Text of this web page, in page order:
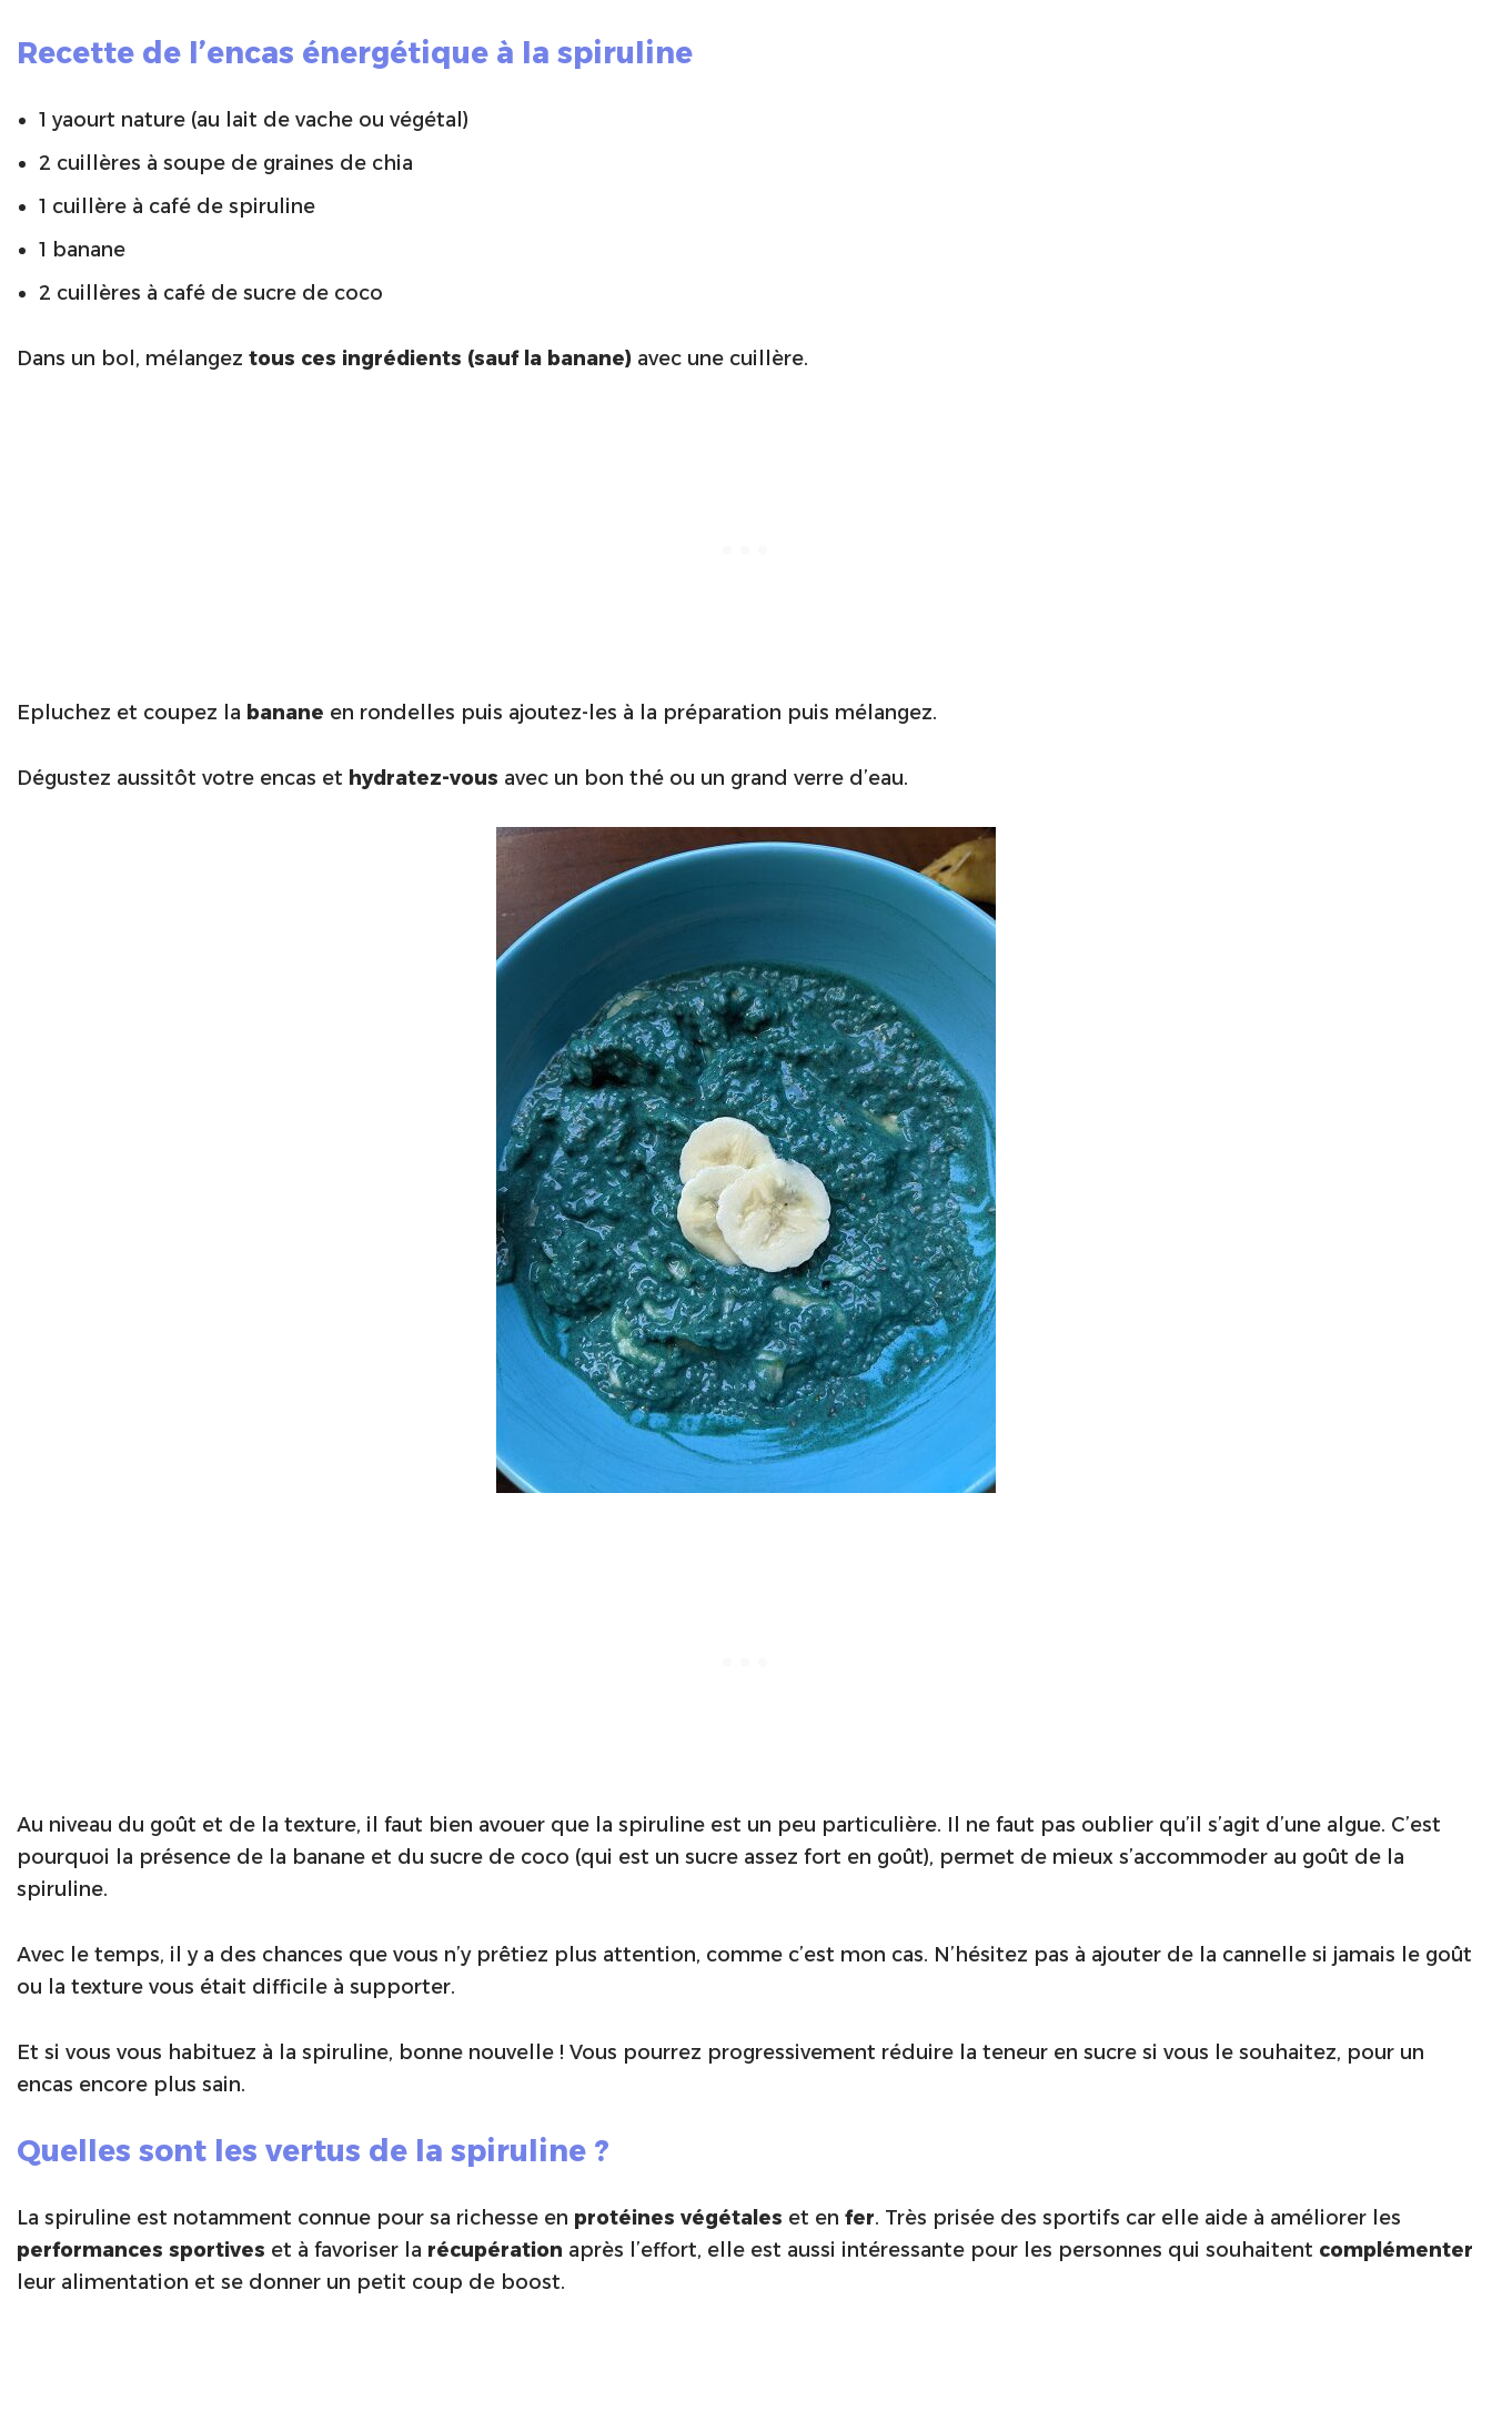
Recette de l’encas énergétique à la spiruline
1 yaourt nature (au lait de vache ou végétal)
2 cuillères à soupe de graines de chia
1 cuillère à café de spiruline
1 banane
2 cuillères à café de sucre de coco
Dans un bol, mélangez tous ces ingrédients (sauf la banane) avec une cuillère.
Epluchez et coupez la banane en rondelles puis ajoutez-les à la préparation puis mélangez.
Dégustez aussitôt votre encas et hydratez-vous avec un bon thé ou un grand verre d’eau.
Au niveau du goût et de la texture, il faut bien avouer que la spiruline est un peu particulière. Il ne faut pas oublier qu’il s’agit d’une algue. C’est
pourquoi la présence de la banane et du sucre de coco (qui est un sucre assez fort en goût), permet de mieux s’accommoder au goût de la
spiruline.
Avec le temps, il y a des chances que vous n’y prêtiez plus attention, comme c’est mon cas. N’hésitez pas à ajouter de la cannelle si jamais le goût
ou la texture vous était difficile à supporter.
Et si vous vous habituez à la spiruline, bonne nouvelle ! Vous pourrez progressivement réduire la teneur en sucre si vous le souhaitez, pour un
encas encore plus sain.
Quelles sont les vertus de la spiruline ?
La spiruline est notamment connue pour sa richesse en protéines végétales et en fer. Très prisée des sportifs car elle aide à améliorer les
performances sportives et à favoriser la récupération après l’effort, elle est aussi intéressante pour les personnes qui souhaitent complémenter
leur alimentation et se donner un petit coup de boost.